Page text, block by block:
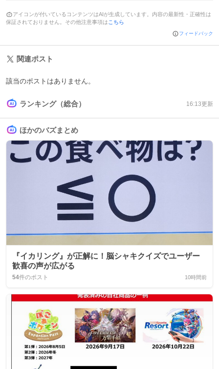
アイコンが付いているコンテンツはAIが生成しています。内容の最新性・正確性は
保証されておりません。その他注意事項はこちら
フィードバック
関連ポスト
該当のポストはありません。
ランキング（総合） 16:13更新
ほかのバズまとめ
『イカリング』が正解に！脳シャキクイズでユーザー
歓喜の声が広がる
54件のポスト 10時間前